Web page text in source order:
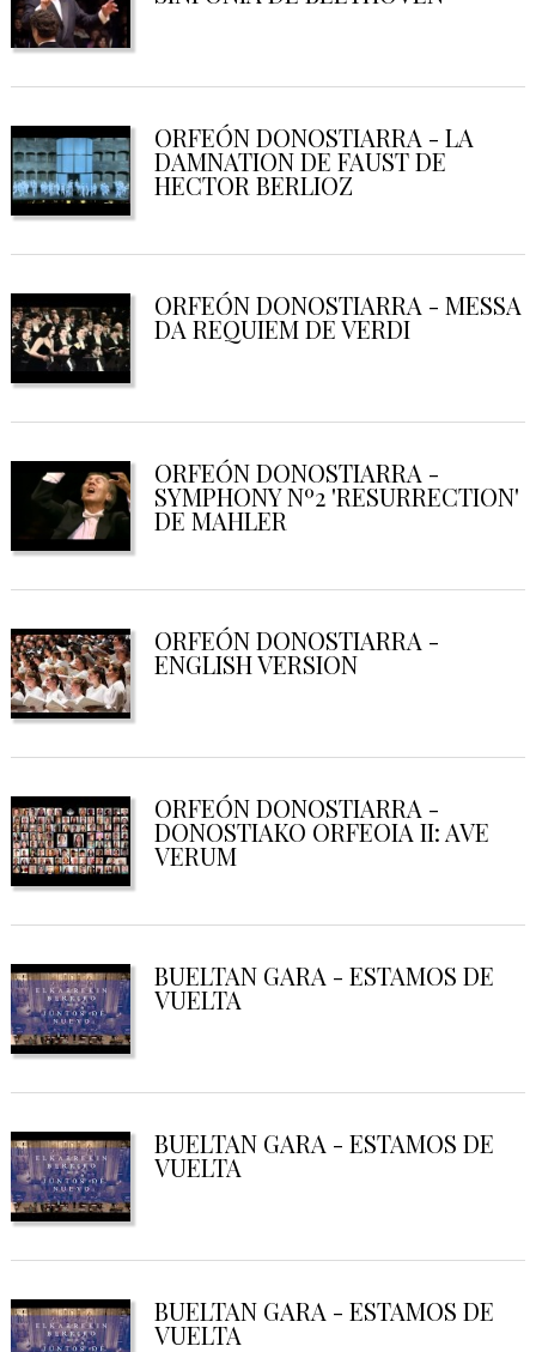
ORFEÓN DONOSTIARRA - LA
DAMNATION DE FAUST DE
HECTOR BERLIOZ
ORFEÓN DONOSTIARRA - MESSA
DA REQUIEM DE VERDI
ORFEÓN DONOSTIARRA -
SYMPHONY Nº2 'RESURRECTION'
DE MAHLER
ORFEÓN DONOSTIARRA -
ENGLISH VERSION
ORFEÓN DONOSTIARRA -
DONOSTIAKO ORFEOIA II: AVE
VERUM
BUELTAN GARA - ESTAMOS DE
VUELTA
BUELTAN GARA - ESTAMOS DE
VUELTA
BUELTAN GARA - ESTAMOS DE
VUELTA